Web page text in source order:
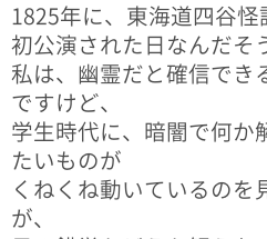
1825年に、東海道四谷怪
初公演された日なんだそ
私は、幽霊だと確信でき
ですけど、
学生時代に、暗闇で何か
たいものが
くねくね動いているのを
が、